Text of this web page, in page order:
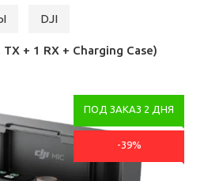
DJI
+ 1 RX + Charging Case)
ПОД ЗАКАЗ 2 ДНЯ
-39%